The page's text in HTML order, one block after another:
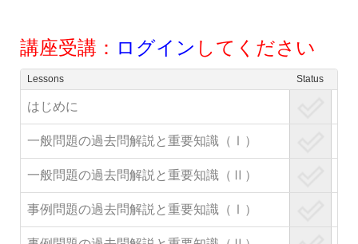
講座受講： ログイン してください
Lessons Status
はじめに
一般問題の過去問解説と重要知識（Ⅰ）
一般問題の過去問解説と重要知識（Ⅱ）
事例問題の過去問解説と重要知識（Ⅰ）